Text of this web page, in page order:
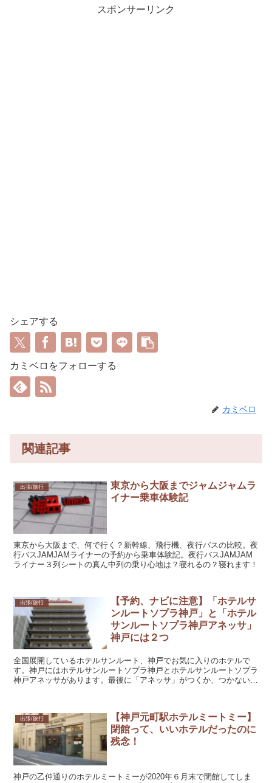
スポンサーリンク
シェアする
カミベロをフォローする
カミベロ
関連記事
出張/旅行
東京から大阪までジャムジャムラ
イナー乗車体験記
東京から大阪まで、何で行く？新幹線、飛行機、夜行バスの比較。夜
行バスJAMJAMライナーの予約から乗車体験記。夜行バスJAMJAM
ライナー３列シートの真ん中列の乗り心地は？寝れるの？寝れます！
出張/旅行
【予約、ナビに注意】「ホテルサ
ンルートソプラ神戸」と「ホテル
サンルートソプラ神戸アネッサ」
神戸には２つ
全国展開しているホテルサンルート、神戸でお気に入りのホテルで
す。神戸にはホテルサンルートソプラ神戸とホテルサンルートソプラ
神戸アネッサがあります。最後に「アネッサ」がつくか、つかない
出張/旅行
【神戸元町駅ホテルミートミー】
閉館って、いいホテルだったのに
残念！
神戸の乙仲通りのホテルミートミーが2020年６月末で閉館してしま